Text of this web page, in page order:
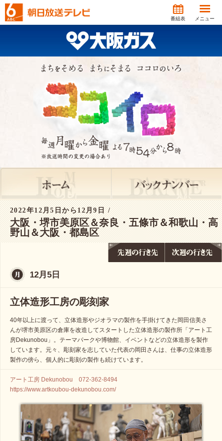
番組表 メニュー
2022年12月5日から12月9日 /
大阪・堺市美原区＆奈良・五條市＆和歌山・高
野山＆大阪・都島区
12月5日
立体造形工房の彫刻家
40年以上に渡って、立体造形やジオラマの製作を手掛けてきた岡田信美さ
んが堺市美原区の倉庫を改造してスタートした立体造形の製作所「アート工
房Dekunobou」。テーマパークや博物館、イベントなどの立体造形を製作
しています。元々、彫刻家を志していた代表の岡田さんは、仕事の立体造形
製作の傍ら、個人的に彫刻の製作も続けています。
アート工房 Dekunobou 072-362-8494
https://www.artkoubou-dekunobou.com/